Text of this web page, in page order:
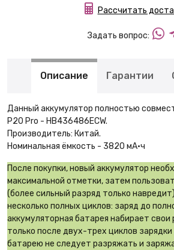
Рассчитать
Задать вопрос:
Описание Гарантии
Данный аккумулятор полностью
P20 Pro - HB436486ECW.
Производитель: Китай.
Номинальная ёмкость - 3820 мА·ч
После покупки, новый аккумулятор
максимальной отметки, затем
(более сильный разряд только
несколько полных циклов: заряд до
аккумуляторная батарея набирает
только после двух-трех циклов
батарею не следует разряжать и